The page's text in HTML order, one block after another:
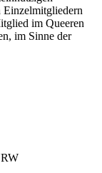
Einzelmitgliedern
im Queeren
im Sinne der